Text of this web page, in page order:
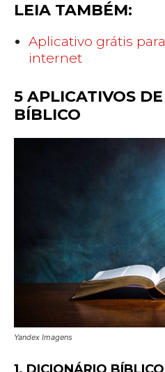
LEIA TAMBÉM:
Aplicativo grátis
internet
5 APLICATIVOS
BÍBLICO
Yandex Imagens